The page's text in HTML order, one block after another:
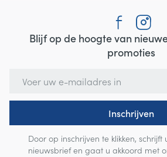
Blijf op de hoogte van
promoties
Inschrijven
Door op inschrijven te klikken,
nieuwsbrief en gaat u akkoord met